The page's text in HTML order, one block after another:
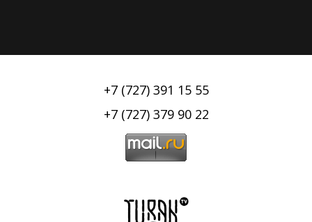
+7 (727) 391 15 55
+7 (727) 379 90 22